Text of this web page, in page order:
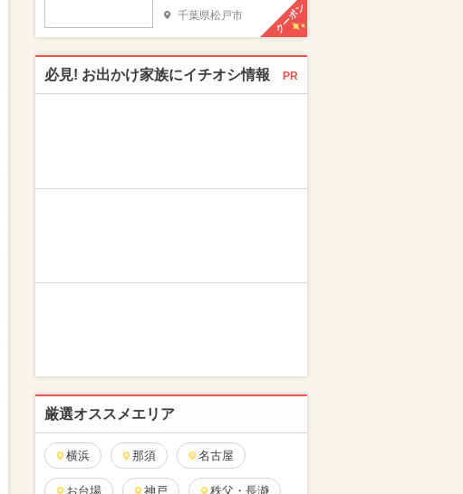
千葉県松戸市 クーポン
必見! お出かけ家族にイチオシ情報 PR
厳選オススメエリア
横浜 那須 名古屋
お台場 神戸 秩父・長瀞